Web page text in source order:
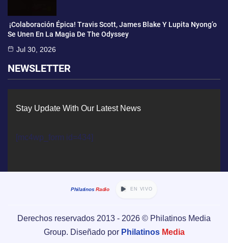
¡Colaboración Épica! Travis Scott, James Blake Y Lupita Nyong’o
Se Unen En La Magia De The Odyssey
Jul 30, 2026
NEWSLETTER
Stay Update With Our Latest News
[mc4wp_form id=434]
Philatinos Radio EN VIVO
Derechos reservados 2013 - 2026 © Philatinos Media
Group. Diseñado por Philatinos Media